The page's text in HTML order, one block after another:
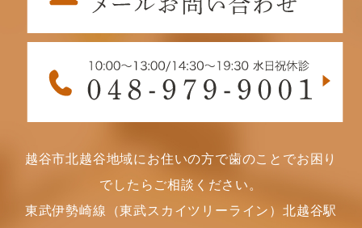
越谷市北越谷地域にお住いの方で歯のことでお困り
でしたらご相談ください。
東武伊勢崎線（東武スカイツリーライン）北越谷駅